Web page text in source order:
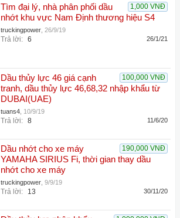
1,000 VNĐ
Tìm đại lý, nhà phân phối dầu
nhớt khu vực Nam Định thương hiệu S4
truckingpower 26/9/19
Trả lời: 6 26/1/21
100,000 VNĐ
Dầu thủy lực 46 giá cạnh
tranh, dầu thủy lực 46,68,32 nhập khẩu từ
DUBAI(UAE)
tuans4 10/9/19
Trả lời: 8 11/6/20
190,000 VNĐ
Dầu nhớt cho xe máy
YAMAHA SIRIUS Fi, thời gian thay dầu
nhớt cho xe máy
truckingpower 9/9/19
Trả lời: 13 30/11/20